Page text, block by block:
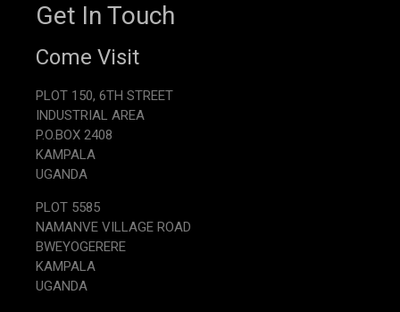
Get In Touch
Come Visit
PLOT 150, 6TH STREET
INDUSTRIAL AREA
P.O.BOX 2408
KAMPALA
UGANDA
PLOT 5585
NAMANVE VILLAGE ROAD
BWEYOGERERE
KAMPALA
UGANDA